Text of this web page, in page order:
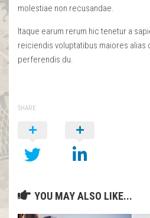
molestiae non recusandae.
Itaque earum rerum hic tenetur a
reiciendis voluptatibus maiores alias
perferendis du.
SHARE
YOU MAY ALSO LIKE...